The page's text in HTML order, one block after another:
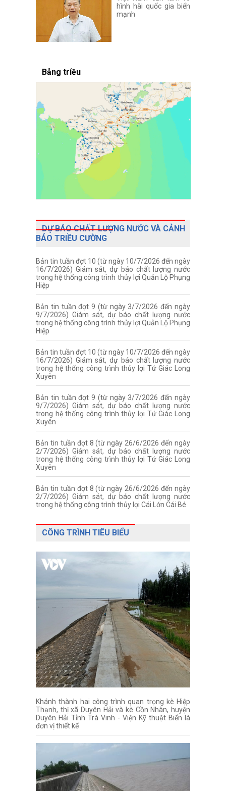
hình hài quốc gia biển
mạnh
Bảng triều
DỰ BÁO CHẤT LƯỢNG NƯỚC VÀ CẢNH
BÁO TRIỀU CƯỜNG
Bản tin tuần đợt 10 (từ ngày 10/7/2026 đến ngày
16/7/2026) Giám sát, dự báo chất lượng nước
trong hệ thống công trình thủy lợi Quản Lộ Phụng
Hiệp
Bản tin tuần đợt 9 (từ ngày 3/7/2026 đến ngày
9/7/2026) Giám sát, dự báo chất lượng nước
trong hệ thống công trình thủy lợi Quản Lộ Phụng
Hiệp
Bản tin tuần đợt 10 (từ ngày 10/7/2026 đến ngày
16/7/2026) Giám sát, dự báo chất lượng nước
trong hệ thống công trình thủy lợi Tứ Giác Long
Xuyên
Bản tin tuần đợt 9 (từ ngày 3/7/2026 đến ngày
9/7/2026) Giám sát, dự báo chất lượng nước
trong hệ thống công trình thủy lợi Tứ Giác Long
Xuyên
Bản tin tuần đợt 8 (từ ngày 26/6/2026 đến ngày
2/7/2026) Giám sát, dự báo chất lượng nước
trong hệ thống công trình thủy lợi Tứ Giác Long
Xuyên
Bản tin tuần đợt 8 (từ ngày 26/6/2026 đến ngày
2/7/2026) Giám sát, dự báo chất lượng nước
trong hệ thống công trình thủy lợi Cái Lớn Cái Bé
CÔNG TRÌNH TIÊU BIỂU
Khánh thành hai công trình quan trọng kè Hiệp
Thạnh, thị xã Duyên Hải và kè Cồn Nhàn, huyện
Duyên Hải Tỉnh Trà Vinh - Viện Kỹ thuật Biển là
đơn vị thiết kế